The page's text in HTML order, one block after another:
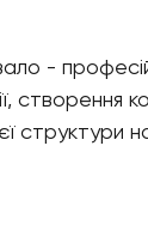
-
створення
структури